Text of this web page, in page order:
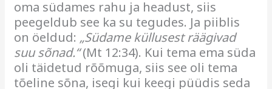
oma südames rahu ja headust, siis
peegeldub see ka su tegudes. Ja piiblis
on öeldud: „Südame küllusest räägivad
suu sõnad.“(Mt 12:34). Kui tema ema süda
oli täidetud rõõmuga, siis see oli tema
tõeline sõna, isegi kui keegi püüdis seda